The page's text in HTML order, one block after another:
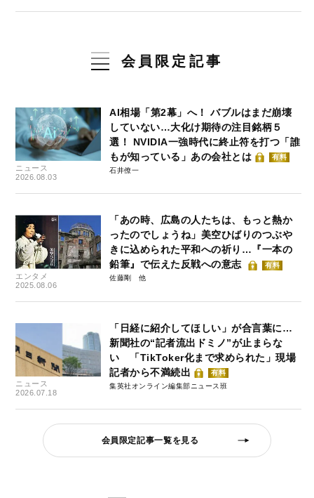
会員限定記事
ニュース
2026.08.03
AI相場「第2幕」へ！ バブルはまだ崩壊
していない…大化け期待の注目銘柄５
選！ NVIDIA一強時代に終止符を打つ「誰
もが知っている」あの会社とは
有料
石井僚一
エンタメ
2025.08.06
「あの時、広島の人たちは、もっと熱か
ったのでしょうね」美空ひばりのつぶや
きに込められた平和への祈り…『一本の
鉛筆』で伝えた反戦への意志
有料
佐藤剛
ニュース
2026.07.18
「日経に紹介してほしい」が合言葉に…
新聞社の“記者流出ドミノ”が止まらな
い 「TikToker化まで求められた」現場
記者から不満続出
有料
集英社オンライン編集部ニュース班
会員限定記事一覧を見る